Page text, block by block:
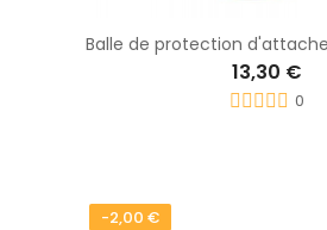
Balle de protection d'attache
13,30 €
0
-2,00 €